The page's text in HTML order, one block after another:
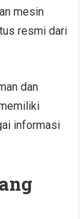
mesin
resmi dari
dan
informasi